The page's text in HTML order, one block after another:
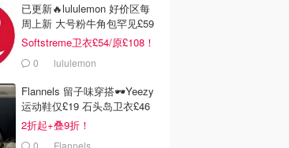
已更新🔥lululemon 好价区每
周上新 大号粉牛角包罕见£59
Softstreme卫衣£54/原£108！
0 lululemon
Flannels 留子味穿搭🕶️Yeezy
运动鞋仅£19 石头岛卫衣£46
2折起+叠9折！
0 Flannels